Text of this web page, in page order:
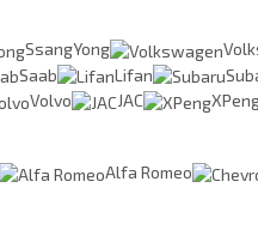
SsangYong
Saab Lifan
Volvo JAC
Alfa Romeo